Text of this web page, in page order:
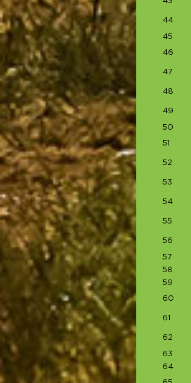
44
45
46
47
48
49
50
51
52
53
54
55
56
57
58
59
60
61
62
63
64